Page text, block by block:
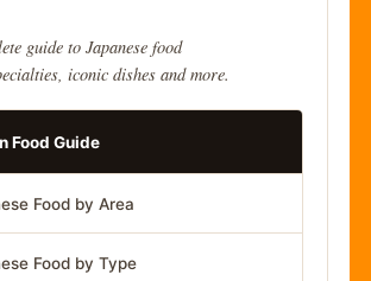
guide to Japanese food
iconic dishes and more.
Food Guide
Food by Area
Food by Type